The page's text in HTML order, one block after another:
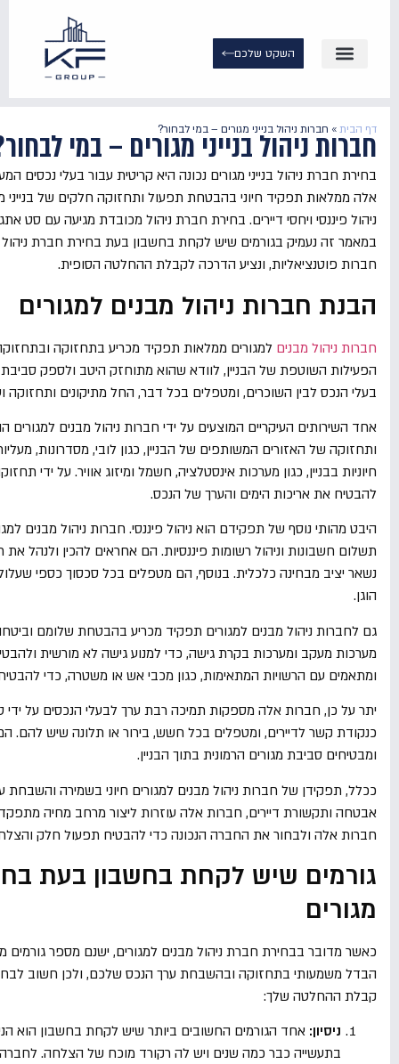
השקט שלכם
דף הבית» חברות ניהול בנייני מגורים – במי לבחור?
חברות ניהול בנייני מגורים – במי
בחירת חברת ניהול בנייני מגורים נכונה היא קריטית עבור בעלי
אלה ממלאות תפקיד חיוני בהבטחת תפעול ותחזוקה חלקים של בנייני
ניהול פיננסי ויחסי דיירים. בחירת חברת ניהול מכובדת מגיעה עם
במאמר זה נעמיק בגורמים שיש לקחת בחשבון בעת בחירת חברת ניהול
חברות פוטנציאליות, ונציע הדרכה לקבלת ההחלטה הסופית.
הבנת חברות ניהול מבנים למגורים
חברות ניהול מבנים למגורים ממלאות תפקיד מכריע בתחזוקה
הפעילות השוטפת של הבניין, לוודא שהוא מתוחזק היטב ולספק סביבת
בעלי הנכס לבין השוכרים, ומטפלים בכל דבר, החל מתיקונים ותחזוקה
אחד השירותים העיקריים המוצעים על ידי חברות ניהול מבנים
ותחזוקה של האזורים המשותפים של הבניין, כגון לובי, מסדרונות,
חיוניות בבניין, כגון מערכות אינסטלציה, חשמל ומיזוג אוויר. על ידי
להבטיח את אריכות הימים והערך של הנכס.
היבט מהותי נוסף של תפקידם הוא ניהול פיננסי. חברות ניהול מבנים
תשלום חשבונות וניהול רשומות פיננסיות. הם אחראים להכין ולנהל את
נשאר יציב מבחינה כלכלית. בנוסף, הם מטפלים בכל סכסוך כספי שעלול
הוגן.
גם לחברות ניהול מבנים למגורים תפקיד מכריע בהבטחת שלומם
מערכות מעקב ומערכות בקרת גישה, כדי למנוע גישה לא מורשית
ומתאמים עם הרשויות המתאימות, כגון מכבי אש או משטרה, כדי
יתר על כן, חברות אלה מספקות תמיכה רבת ערך לבעלי הנכסים על ידי
כנקודת קשר לדיירים, ומטפלים בכל חשש, בירור או תלונה שיש להם.
ומבטיחים סביבת מגורים הרמונית בתוך הבניין.
ככלל, תפקידן של חברות ניהול מבנים למגורים חיוני בשמירה והשבחת
אבטחה ותקשורת דיירים, חברות אלה עוזרות ליצור מרחב מחיה
חברות אלה ולבחור את החברה הנכונה כדי להבטיח תפעול חלק
גורמים שיש לקחת בחשבון בעת
מגורים
כאשר מדובר בבחירת חברת ניהול מבנים למגורים, ישנם מספר
הבדל משמעותי בתחזוקה ובהשבחת ערך הנכס שלכם, ולכן חשוב
קבלת ההחלטה שלך:
ניסיון: אחד הגורמים החשובים ביותר שיש לקחת בחשבון הוא
בתעשייה כבר כמה שנים ויש לה רקורד מוכח של הצלחה. לחברה